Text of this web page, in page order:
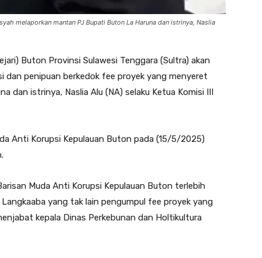
melaporkan mantan PJ Bupati Buton La Haruna dan istrinya, Naslia
Buton Provinsi Sulawesi Tenggara (Sultra) akan
dan penipuan berkedok fee proyek yang menyeret
dan istrinya, Naslia Alu (NA) selaku Ketua Komisi III
Anti Korupsi Kepulauan Buton pada (15/5/2025)
Muda Anti Korupsi Kepulauan Buton terlebih
yang tak lain pengumpul fee proyek yang
kepala Dinas Perkebunan dan Holtikultura